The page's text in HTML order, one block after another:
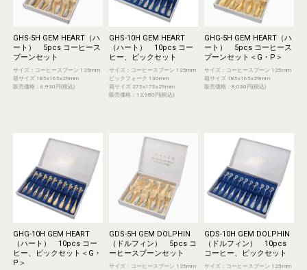
GHS-5H GEM HEART（ハ
ート） 5pcs コーヒース
プーンセット
サイズ：コーヒースプーン 125mm
箱サイズ 185x165x29mm
販売価格：6,930円(税込)
GHS-10H GEM HEART
（ハート） 10pcs コー
ヒー、ピックセット
サイズ：コーヒースプーン 125mm
ピックフォーク 130mm
箱サイズ 275x175x29mm
販売価格：12,980円(税込)
GHG-5H GEM HEART（ハ
ート） 5pcs コーヒース
プーンセット＜G・P＞
サイズ：コーヒースプーン 125mm
箱サイズ 185x165x29mm
販売価格：8,030円(税込)
GHG-10H GEM HEART
（ハート） 10pcs コー
ヒー、ピックセット＜G・
P＞
GDS-5H GEM DOLPHIN
（ドルフィン） 5pcs コ
ーヒースプーンセット
サイズ：コーヒースプーン 125mm
GDS-10H GEM DOLPHIN
（ドルフィン） 10pcs
コーヒー、ピックセット
サイズ：コーヒースプーン 125mm